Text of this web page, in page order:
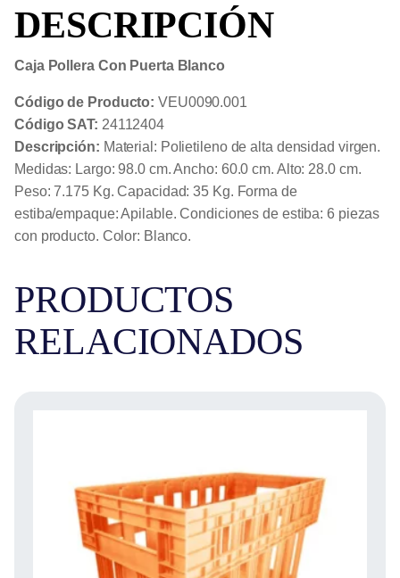
DESCRIPCIÓN
Caja Pollera Con Puerta Blanco
Código de Producto: VEU0090.001
Código SAT: 24112404
Descripción: Material: Polietileno de alta densidad virgen.
Medidas: Largo: 98.0 cm. Ancho: 60.0 cm. Alto: 28.0 cm.
Peso: 7.175 Kg. Capacidad: 35 Kg. Forma de
estiba/empaque: Apilable. Condiciones de estiba: 6 piezas
con producto. Color: Blanco.
PRODUCTOS
RELACIONADOS